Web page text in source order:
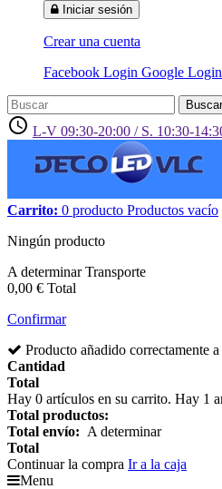
Iniciar sesión
Crear una cuenta
Facebook Login Google Login
Buscar
access_time L-V 09:30-20:00 / S. 10:30-
Carrito: 0 producto Productos vacío
Ningún producto
A determinarTransporte
0,00 € Total
Confirmar
Producto añadido correctamente
Cantidad
Total
Hay 0 artículos en su carrito. Hay 1
Total productos:
Total envío: A determinar
Total
Continuar la compra Ir a la caja
Menu